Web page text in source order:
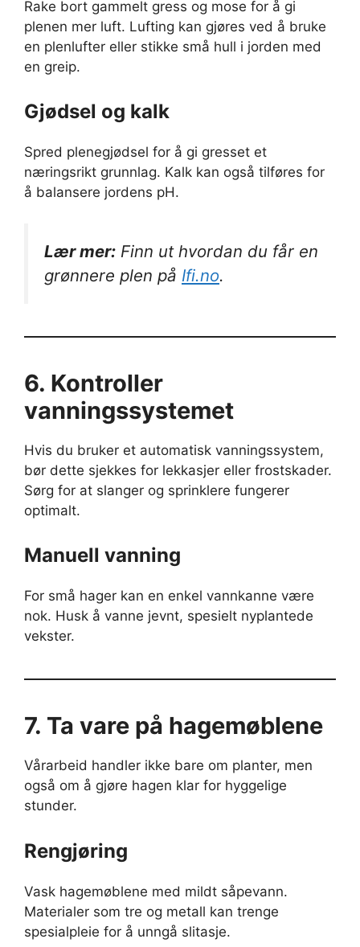
Rake bort gammelt gress og mose for å gi
plenen mer luft. Lufting kan gjøres ved å bruke
en plenlufter eller stikke små hull i jorden med
en greip.
Gjødsel og kalk
Spred plenegjødsel for å gi gresset et
næringsrikt grunnlag. Kalk kan også tilføres for
å balansere jordens pH.
Lær mer: Finn ut hvordan du får en
grønnere plen på Ifi.no.
6. Kontroller
vanningssystemet
Hvis du bruker et automatisk vanningssystem,
bør dette sjekkes for lekkasjer eller frostskader.
Sørg for at slanger og sprinklere fungerer
optimalt.
Manuell vanning
For små hager kan en enkel vannkanne være
nok. Husk å vanne jevnt, spesielt nyplantede
vekster.
7. Ta vare på hagemøblene
Vårarbeid handler ikke bare om planter, men
også om å gjøre hagen klar for hyggelige
stunder.
Rengjøring
Vask hagemøblene med mildt såpevann.
Materialer som tre og metall kan trenge
spesialpleie for å unngå slitasje.